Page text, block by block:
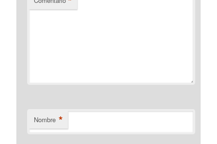
Nombre *